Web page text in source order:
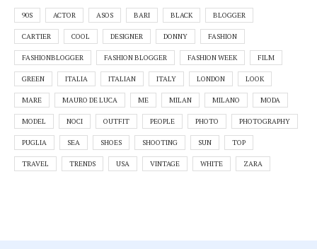
90S ACTOR ASOS BARI BLACK BLOGGER
CARTIER COOL DESIGNER DONNY FASHION
FASHIONBLOGGER FASHION BLOGGER FASHION WEEK FILM
GREEN ITALIA ITALIAN ITALY LONDON LOOK
MARE MAURO DE LUCA ME MILAN MILANO MODA
MODEL NOCI OUTFIT PEOPLE PHOTO PHOTOGRAPHY
PUGLIA SEA SHOES SHOOTING SUN TOP
TRAVEL TRENDS USA VINTAGE WHITE ZARA